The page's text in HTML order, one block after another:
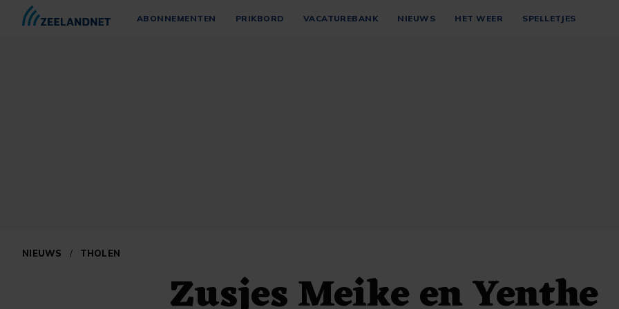
ABONNEMENTEN PRIKBORD VACATUREBANK NIEUWS HET WEER SPELLETJES
NIEUWS / THOLEN